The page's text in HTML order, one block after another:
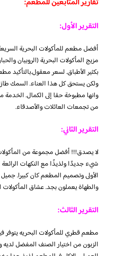
تقارير المتابعين للمطعم:
التقرير الأول:
أفضل مطعم للمأكولات البحرية
مزيج المأكولات البحرية (الروبيان
ولكن يستحق كل هذا العناء. السمك
وانها مطبوخة حقا إلى الكمال.
من تجمعات العائلات والأصدقاء.
التقرير الثاني:
لا يصدق!!! أفضل مجموعة من
شيء جديدًا ولذيذًا مع النكهات
الأولى وتصميم المطعم كان كبيرا.
والطهاة يعملون بجد. عشاق المأكولات
التقرير الثالث:
مطعم قطري للمأكولات البحريه يتوفر
الزبون من اختيار الصنف المفضل